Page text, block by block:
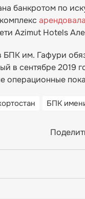
банкротом по
Azimut Hotels
БПК им. Гафури
в сентябре
операционные
БПК